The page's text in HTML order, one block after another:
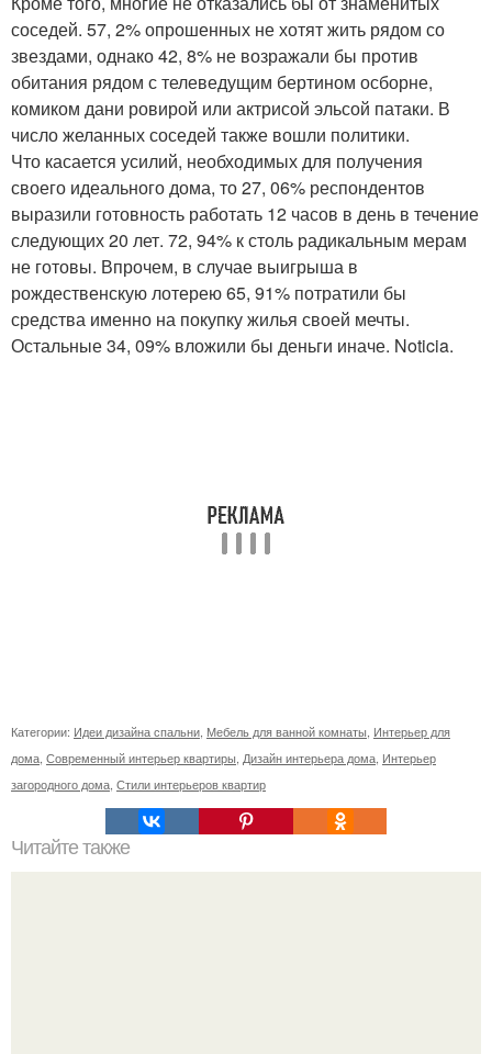
соседей. 57, 2% опрошенных не хотят жить рядом со
звездами, однако 42, 8% не возражали бы против
обитания рядом с телеведущим бертином осборне,
комиком дани ровирой или актрисой эльсой патаки. В
число желанных соседей также вошли политики.
Что касается усилий, необходимых для получения
своего идеального дома, то 27, 06% респондентов
выразили готовность работать 12 часов в день в течение
следующих 20 лет. 72, 94% к столь радикальным мерам
не готовы. Впрочем, в случае выигрыша в
рождественскую лотерею 65, 91% потратили бы
средства именно на покупку жилья своей мечты.
Остальные 34, 09% вложили бы деньги иначе. Noticia.
Категории: Идеи дизайна спальни, Мебель для ванной комнаты, Интерьер для
дома, Современный интерьер квартиры, Дизайн интерьера дома, Интерьер
загородного дома, Стили интерьеров квартир
Читайте также